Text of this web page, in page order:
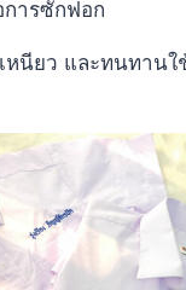
ารซักฟอก
หนียว และทนทานใ